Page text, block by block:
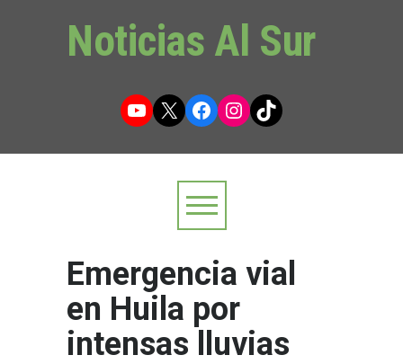
Noticias Al Sur
YouTube
X Facebook
Instagram
TikTok
Emergencia vial
en Huila por
intensas lluvias